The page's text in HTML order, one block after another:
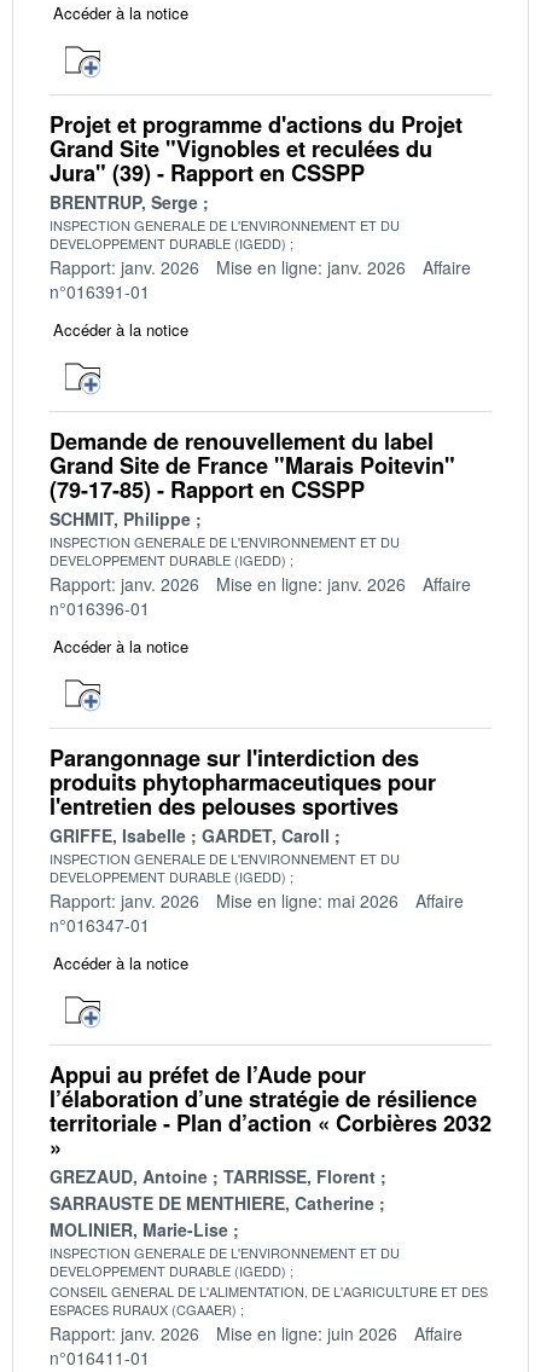
Accéder à la notice
Projet et programme d'actions du Projet
Grand Site "Vignobles et reculées du
Jura" (39) - Rapport en CSSPP
BRENTRUP, Serge
INSPECTION GENERALE DE L'ENVIRONNEMENT ET DU
DEVELOPPEMENT DURABLE (IGEDD)
Rapport: janv. 2026 Mise en ligne: janv. 2026
Affaire
n°016391-01
Accéder à la notice
Demande de renouvellement du label
Grand Site de France "Marais Poitevin"
(79-17-85) - Rapport en CSSPP
SCHMIT, Philippe
INSPECTION GENERALE DE L'ENVIRONNEMENT ET DU
DEVELOPPEMENT DURABLE (IGEDD)
Rapport: janv. 2026 Mise en ligne: janv. 2026
Affaire
n°016396-01
Accéder à la notice
Parangonnage sur l'interdiction des
produits phytopharmaceutiques pour
l'entretien des pelouses sportives
GRIFFE, Isabelle GARDET, Caroll
INSPECTION GENERALE DE L'ENVIRONNEMENT ET DU
DEVELOPPEMENT DURABLE (IGEDD)
Rapport: janv. 2026 Mise en ligne: mai 2026
Affaire
n°016347-01
Accéder à la notice
Appui au préfet de l’Aude pour
l’élaboration d’une stratégie de résilience
territoriale - Plan d’action « Corbières 2032
»
GREZAUD, Antoine
TARRISSE, Florent
SARRAUSTE DE MENTHIERE, Catherine
MOLINIER, Marie-Lise
INSPECTION GENERALE DE L'ENVIRONNEMENT ET DU
DEVELOPPEMENT DURABLE (IGEDD)
CONSEIL GENERAL DE L'ALIMENTATION, DE L'AGRICULTURE ET DES
ESPACES RURAUX (CGAAER)
Rapport: janv. 2026 Mise en ligne: juin 2026
Affaire
n°016411-01